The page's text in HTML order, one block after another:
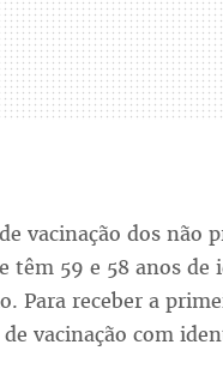
vacinação dos não
têm 59 e 58 anos
Para receber a
vacinação com